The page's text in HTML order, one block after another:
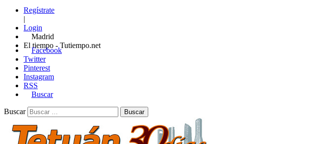
Regístrate
|
Login
Madrid
El tiempo - Tutiempo.net
Facebook
Twitter
Pinterest
Instagram
RSS
Buscar
Buscar